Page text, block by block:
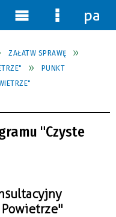
ZAŁATW SPRAWĘ
PUNKT
"Czyste
Powietrze"
Menu
główne
Menu